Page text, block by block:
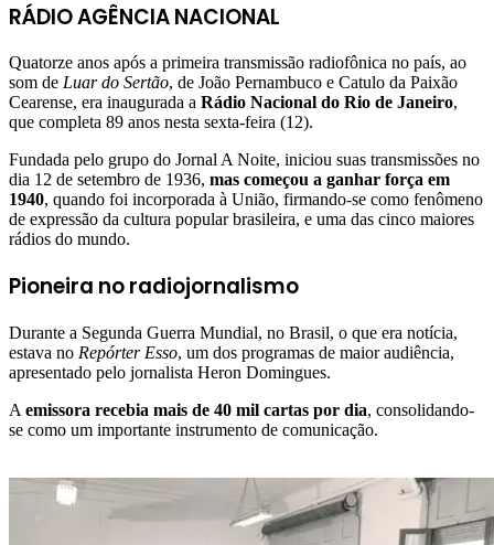
RÁDIO AGÊNCIA NACIONAL
Quatorze anos após a primeira transmissão radiofônica no país, ao
som de Luar do Sertão, de João Pernambuco e Catulo da Paixão
Cearense, era inaugurada a Rádio Nacional do Rio de Janeiro,
que completa 89 anos nesta sexta-feira (12).
Fundada pelo grupo do Jornal A Noite, iniciou suas transmissões no
dia 12 de setembro de 1936, mas começou a ganhar força em
1940, quando foi incorporada à União, firmando-se como fenômeno
de expressão da cultura popular brasileira, e uma das cinco maiores
rádios do mundo.
Pioneira no radiojornalismo
Durante a Segunda Guerra Mundial, no Brasil, o que era notícia,
estava no Repórter Esso, um dos programas de maior audiência,
apresentado pelo jornalista Heron Domingues.
A emissora recebia mais de 40 mil cartas por dia, consolidando-
se como um importante instrumento de comunicação.